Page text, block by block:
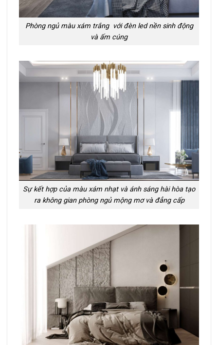
Phòng ngủ màu xám trắng với đèn led nền sinh động
và ấm cúng
Sự kết hợp của màu xám nhạt và ánh sáng hài hòa tạo
ra không gian phòng ngủ mộng mơ và đẳng cấp